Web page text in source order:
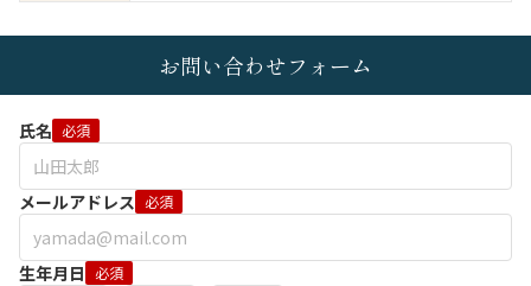
お問い合わせフォーム
氏名 必須
メールアドレス 必須
生年月日 必須